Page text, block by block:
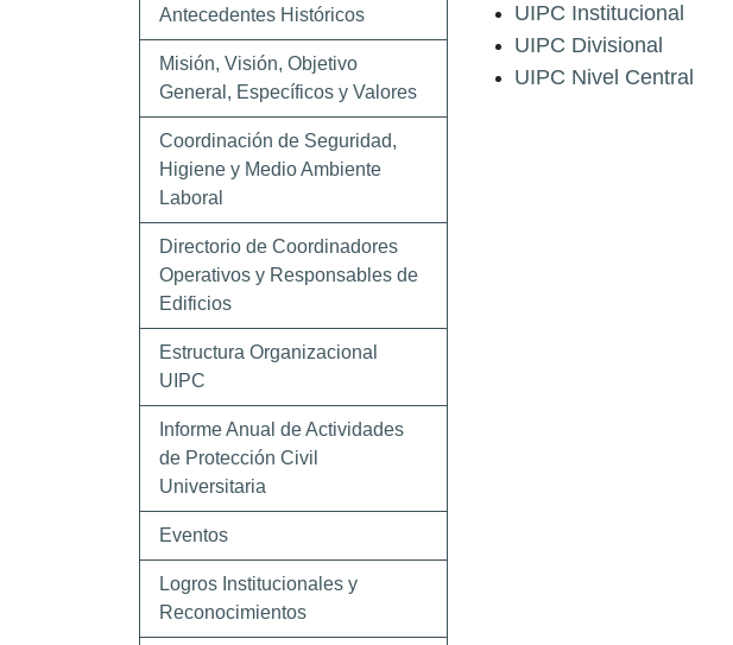
Antecedentes Históricos
Misión, Visión, Objetivo
General, Específicos y Valores
Coordinación de Seguridad,
Higiene y Medio Ambiente
Laboral
Directorio de Coordinadores
Operativos y Responsables de
Edificios
Estructura Organizacional
UIPC
Informe Anual de Actividades
de Protección Civil
Universitaria
Eventos
Logros Institucionales y
Reconocimientos
UIPC Institucional
UIPC Divisional
UIPC Nivel Central